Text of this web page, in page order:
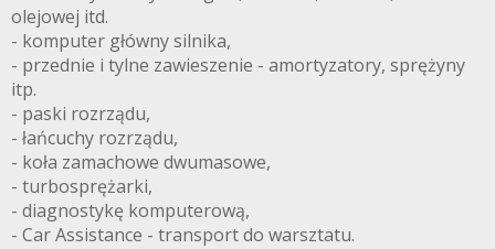
olejowej itd.
- komputer główny silnika,
- przednie i tylne zawieszenie - amortyzatory, sprężyny
itp.
- paski rozrządu,
- łańcuchy rozrządu,
- koła zamachowe dwumasowe,
- turbosprężarki,
- diagnostykę komputerową,
- Car Assistance - transport do warsztatu.